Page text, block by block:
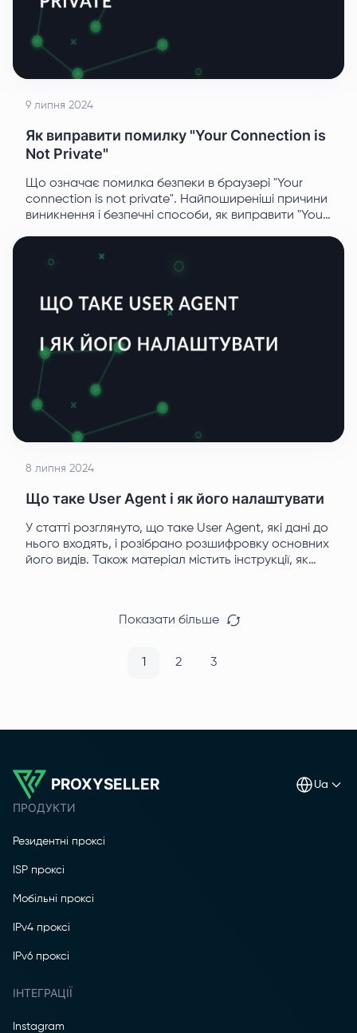
9 липня 2024
Як виправити помилку "Your Connection is
Not Private"
Що означає помилка безпеки в браузері "Your
connection is not private". Найпоширеніші причини
виникнення і безпечні способи, як виправити "Your
8 липня 2024
Що таке User Agent і як його налаштувати
У статті розглянуто, що таке User Agent, які дані до
нього входять, і розібрано розшифровку основних
його видів. Також матеріал містить інструкції, як
Показати більше
1 2 3
PROXYSELLER ua
ПРОДУКТИ
Резидентні проксі
ISP проксі
Мобільні проксі
IPv4 проксі
IPv6 проксі
ІНТЕГРАЦІЇ
Instagram